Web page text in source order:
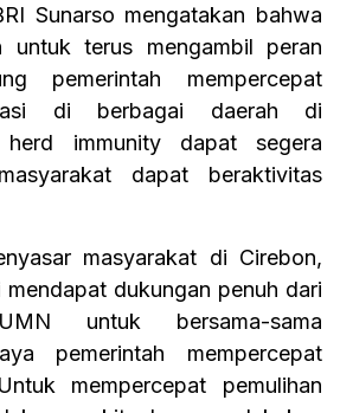
Sunarso mengatakan bahwa
untuk terus mengambil peran
pemerintah mempercepat
di berbagai daerah di
herd immunity dapat segera
dapat beraktivitas
masyarakat di Cirebon,
dukungan penuh dari
untuk bersama-sama
pemerintah mempercepat
mempercepat pemulihan